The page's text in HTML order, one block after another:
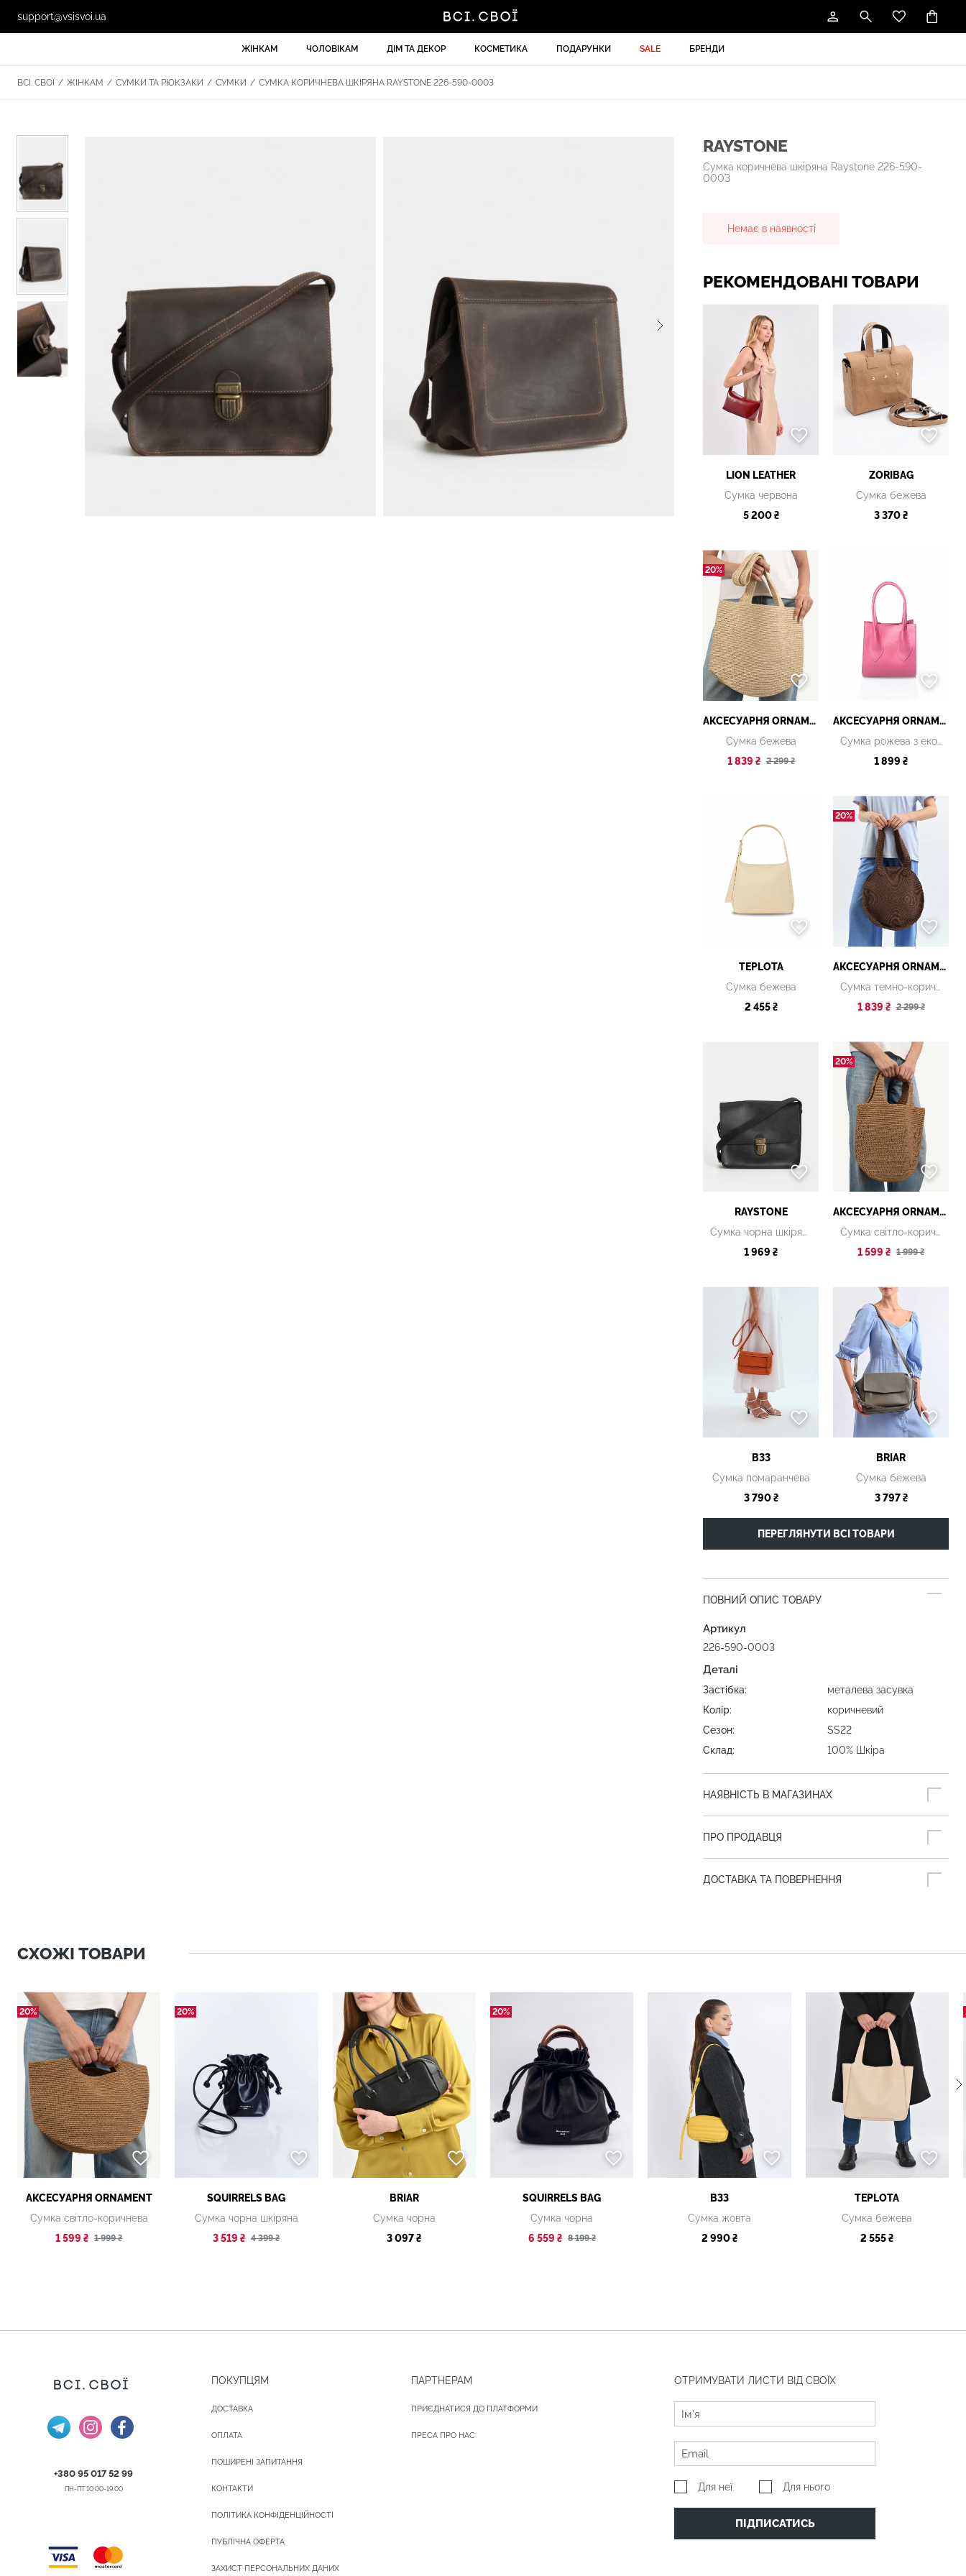
support@vsisvoi.ua
ЖІНКАМ ЧОЛОВІКАМ ДІМ ТА ДЕКОР КОСМЕТИКА ПОДАРУНКИ SALE БРЕНДИ
ВСІ. СВОЇ / ЖІНКАМ / СУМКИ ТА РЮКЗАКИ / СУМКИ / СУМКА КОРИЧНЕВА ШКІРЯНА RAYSTONE 226-590-0003
RAYSTONE
Сумка коричнева шкіряна Raystone 226-590-
0003
Немає в наявності
РЕКОМЕНДОВАНІ ТОВАРИ
LION LEATHER
Сумка червона
5 200 ₴
ZORIBAG
Сумка бежева
3 370 ₴
20%
АКСЕСУАРНЯ ОRNAMENT
Сумка бежева
1 839 ₴ 2 299 ₴
АКСЕСУАРНЯ ОRNAMENT
Сумка рожева з екошкіри
1 899 ₴
TEPLOTA
Сумка бежева
2 455 ₴
20%
АКСЕСУАРНЯ ОRNAMENT
Сумка темно-коричнева
1 839 ₴ 2 299 ₴
RAYSTONE
Сумка чорна шкіряна
1 969 ₴
20%
АКСЕСУАРНЯ ОRNAMENT
Сумка світло-коричнева
1 599 ₴ 1 999 ₴
B33
Сумка помаранчева
3 790 ₴
BRIAR
Сумка бежева
3 797 ₴
ПЕРЕГЛЯНУТИ ВСІ ТОВАРИ
ПОВНИЙ ОПИС ТОВАРУ
Артикул
226-590-0003
Деталі
Застібка:
металева засувка
Колір:
коричневий
Сезон:
SS22
Склад:
100% Шкіра
НАЯВНІСТЬ В МАГАЗИНАХ
ПРО ПРОДАВЦЯ
ДОСТАВКА ТА ПОВЕРНЕННЯ
СХОЖІ ТОВАРИ
20%
АКСЕСУАРНЯ ОRNAMENT
Сумка світло-коричнева
1 599 ₴ 1 999 ₴
20%
SQUIRRELS BAG
Сумка чорна шкіряна
3 519 ₴
4 399 ₴
BRIAR
Сумка чорна
3 097 ₴
20%
SQUIRRELS BAG
Сумка чорна
6 559 ₴ 8 199 ₴
B33
Сумка жовта
2 990 ₴
TEPLOTA
Сумка бежева
2 555 ₴
+380 95 017 52 99
ПН-ПТ 10:00-19:00
ПОКУПЦЯМ
ДОСТАВКА
ОПЛАТА
ПОШИРЕНІ ЗАПИТАННЯ
КОНТАКТИ
ПОЛІТИКА КОНФІДЕНЦІЙНОСТІ
ПУБЛІЧНА ОФЕРТА
ЗАХИСТ ПЕРСОНАЛЬНИХ ДАНИХ
ПАРТНЕРАМ
ПРИЄДНАТИСЯ ДО ПЛАТФОРМИ
ПРЕСА ПРО НАС
ОТРИМУВАТИ ЛИСТИ ВІД СВОЇХ
Для неї Для нього
ПІДПИСАТИСЬ